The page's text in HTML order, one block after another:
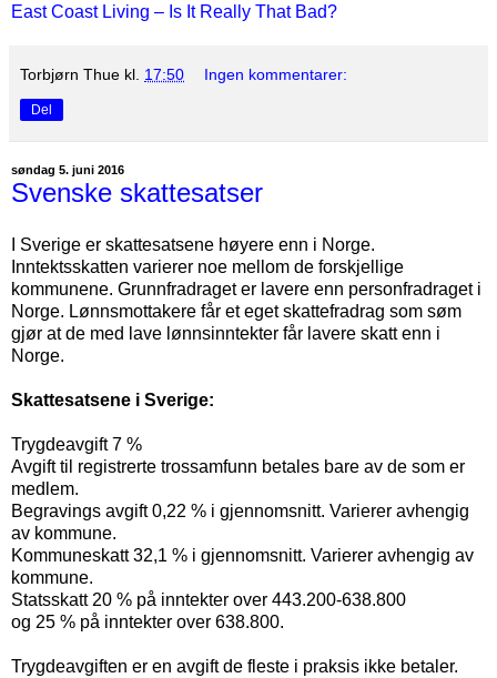
East Coast Living – Is It Really That Bad?
Torbjørn Thue kl. 17:50 Ingen kommentarer:
Del
søndag 5. juni 2016
Svenske skattesatser
I Sverige er skattesatsene høyere enn i Norge.
Inntektsskatten varierer noe mellom de forskjellige
kommunene. Grunnfradraget er lavere enn personfradraget i
Norge. Lønnsmottakere får et eget skattefradrag som søm
gjør at de med lave lønnsinntekter får lavere skatt enn i
Norge.
Skattesatsene i Sverige:
Trygdeavgift 7 %
Avgift til registrerte trossamfunn betales bare av de som er
medlem.
Begravings avgift 0,22 % i gjennomsnitt. Varierer avhengig
av kommune.
Kommuneskatt 32,1 % i gjennomsnitt. Varierer avhengig av
kommune.
Statsskatt 20 % på inntekter over 443.200-638.800
og 25 % på inntekter over 638.800.
Trygdeavgiften er en avgift de fleste i praksis ikke betaler.